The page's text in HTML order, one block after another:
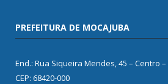
PREFEITURA DE MOCAJUBA
End.: Rua Siqueira Mendes, 45 – Centro
CEP: 68420-000